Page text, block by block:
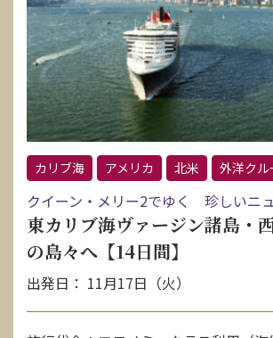
カリブ海 アメリカ 北米 外洋クル
クイーン・メリー2でゆく 珍しいニ
東カリブ海ヴァージン諸島・
の島々へ【14日間】
出発日： 11月17日（火）